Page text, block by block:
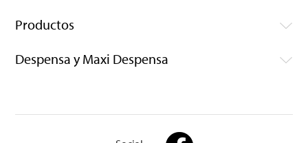
Productos
Despensa y Maxi Despensa